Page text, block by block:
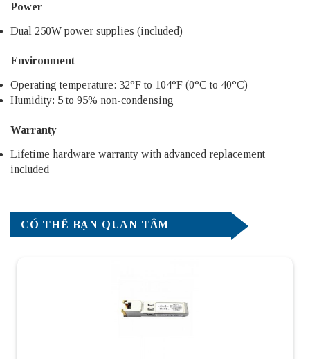
Power
Dual 250W power supplies (included)
Environment
Operating temperature: 32°F to 104°F (0°C to 40°C)
Humidity: 5 to 95% non-condensing
Warranty
Lifetime hardware warranty with advanced replacement
included
CÓ THỂ BẠN QUAN TÂM